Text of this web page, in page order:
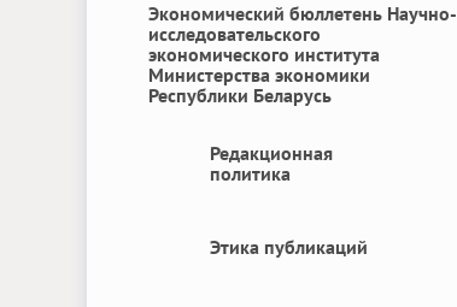
Экономический бюллетень Научно-
исследовательского
экономического института
Министерства экономики
Республики Беларусь
Редакционная
политика
Этика публикаций